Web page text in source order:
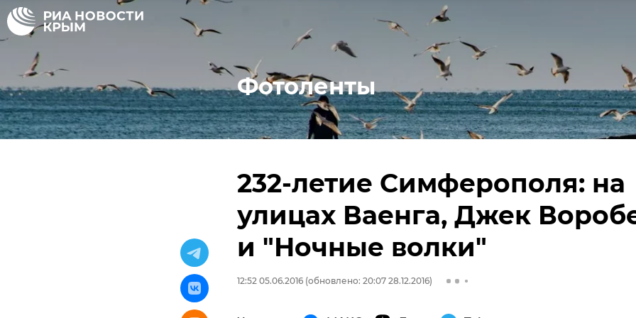
Фотоленты
232-летие Симферополя: на
улицах Ваенга, Джек
и "Ночные волки"
12:52 05.06.2016 (обновлено: 20:07 28.12.2016)